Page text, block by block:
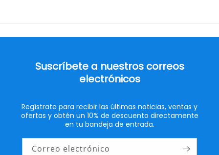
Suscríbete a nuestros correos
electrónicos
Regístrate para recibir las últimas noticias, ventas y
ofertas y obtén un 10% de descuento directamente
en tu bandeja de entrada.
Correo electrónico